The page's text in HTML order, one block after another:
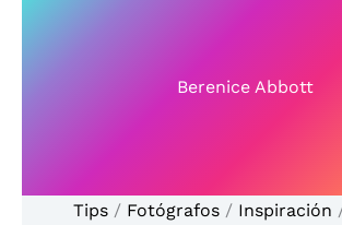
Berenice Abbott
Tips / Fotógrafos / Inspiración